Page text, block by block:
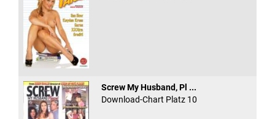
Screw My Husband, Pl ...
Download-Chart Platz 10